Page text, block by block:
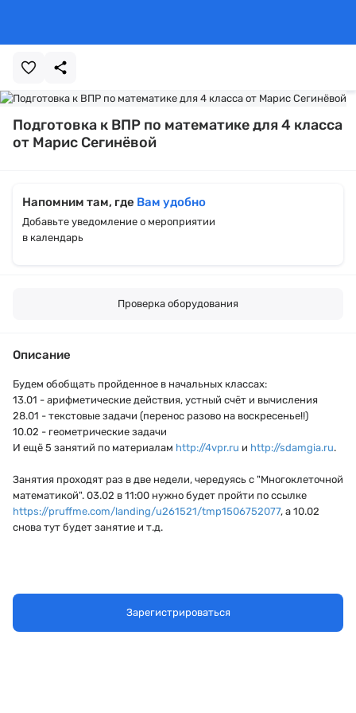
Подготовка к ВПР по математике для 4 класса
от Марис Сегинёвой
Напомним там, где Вам удобно
Добавьте уведомление о мероприятии
в календарь
Проверка оборудования
Описание
Будем обобщать пройденное в начальных классах:
13.01 - арифметические действия, устный счёт и вычисления
28.01 - текстовые задачи (перенос разово на воскресенье!!)
10.02 - геометрические задачи
И ещё 5 занятий по материалам http://4vpr.ru и http://sdamgia.ru.
Занятия проходят раз в две недели, чередуясь с "Многоклеточной
математикой". 03.02 в 11:00 нужно будет пройти по ссылке
https://pruffme.com/landing/u261521/tmp1506752077, а 10.02
снова тут будет занятие и т.д.
Зарегистрироваться